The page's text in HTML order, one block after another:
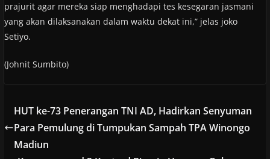
prajurit agar mereka siap menghadapi tes kesegaran jasmani
yang akan dilaksanakan dalam waktu dekat ini,” jelas joko
Setiyo.
(Johnit Sumbito)
HUT ke-73 Penerangan TNI AD, Hadirkan Senyuman
Para Pemulung di Tumpukan Sampah TPA Winongo
Madiun